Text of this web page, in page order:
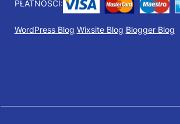
PŁATNOŚCI:
WordPress Blog Wixsite Blog Blogger Blog